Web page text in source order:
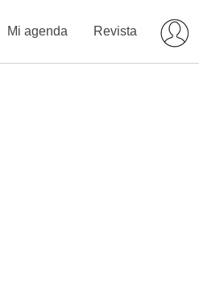
Mi agenda Revista